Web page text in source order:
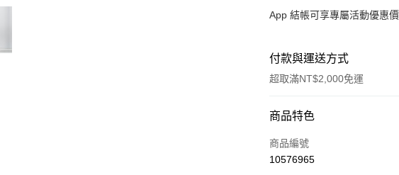
App 結帳可享專屬活動優惠價
付款與運送方式
超取滿NT$2,000免運
付款方式
信用卡一次付款
商品特色
商品編號
10576965